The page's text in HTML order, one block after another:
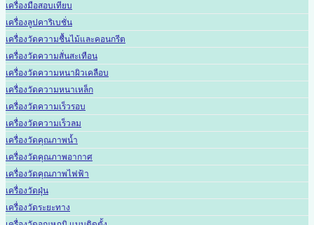
เครื่องมือสอบเทียบ
เครื่องลูปคาริเบชั่น
เครื่องวัดความชื้นไม้และคอนกรีต
เครื่องวัดความสั่นสะเทือน
เครื่องวัดความหนาผิวเคลือบ
เครื่องวัดความหนาเหล็ก
เครื่องวัดความเร็วรอบ
เครื่องวัดความเร็วลม
เครื่องวัดคุณภาพน้ำ
เครื่องวัดคุณภาพอากาศ
เครื่องวัดคุณภาพไฟฟ้า
เครื่องวัดฝุ่น
เครื่องวัดระยะทาง